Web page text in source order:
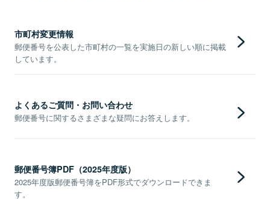
市町村変更情報
郵便番号を公表した市町村の一覧を実施日の新しい順に掲載
しています。
よくあるご質問・お問い合わせ
郵便番号に関するさまざまな疑問にお答えします。
郵便番号簿PDF（2025年度版）
2025年度版郵便番号簿をPDF形式でダウンロードできま
す。